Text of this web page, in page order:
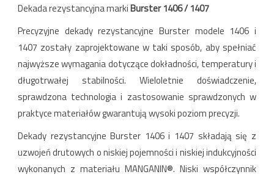
Dekada rezystancyjna markiBurster 1406 / 1407
Precyzyjne dekady rezystancyjne Burster modele 1406 i
1407 zostały zaprojektowane w taki sposób, aby spełniać
najwyższe wymagania dotyczące dokładności, temperatury i
długotrwałej stabilności. Wieloletnie doświadczenie,
sprawdzona technologia i zastosowanie sprawdzonych w
praktyce materiałów gwarantują wysoki poziom precyzji.
Dekady rezystancyjne Burster 1406 i 1407 składają się z
uzwojeń drutowych o niskiej pojemności i niskiej indukcyjności
wykonanych z materiału MANGANIN®. Niski współczynnik